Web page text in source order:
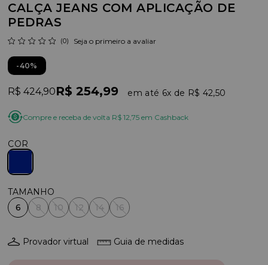
CALÇA JEANS COM APLICAÇÃO DE
PEDRAS
(0) Seja o primeiro a avaliar
40%
R$ 424,90R$ 254,99 6x R$ 42,50
Compre e receba de volta R$ 12,75 em Cashback
COR
6 8 10 12 14 16
Provador virtual Guia de medidas